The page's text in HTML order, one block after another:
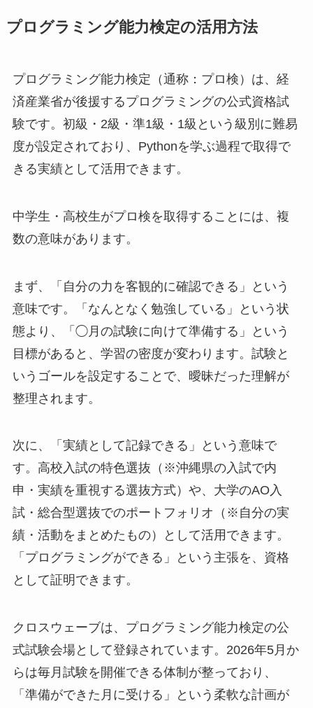
プログラミング能力検定の活用方法
プログラミング能力検定（通称：プロ検）は、経
済産業省が後援するプログラミングの公式資格試
験です。初級・2級・準1級・1級という級別に難易
度が設定されており、Pythonを学ぶ過程で取得で
きる実績として活用できます。
中学生・高校生がプロ検を取得することには、複
数の意味があります。
まず、「自分の力を客観的に確認できる」という
意味です。「なんとなく勉強している」という状
態より、「◯月の試験に向けて準備する」という
目標があると、学習の密度が変わります。試験と
いうゴールを設定することで、曖昧だった理解が
整理されます。
次に、「実績として記録できる」という意味で
す。高校入試の特色選抜（※沖縄県の入試で内
申・実績を重視する選抜方式）や、大学のAO入
試・総合型選抜でのポートフォリオ（※自分の実
績・活動をまとめたもの）として活用できます。
「プログラミングができる」という主張を、資格
として証明できます。
クロスウェーブは、プログラミング能力検定の公
式試験会場として登録されています。2026年5月か
らは毎月試験を開催できる体制が整っており、
「準備ができた月に受ける」という柔軟な計画が